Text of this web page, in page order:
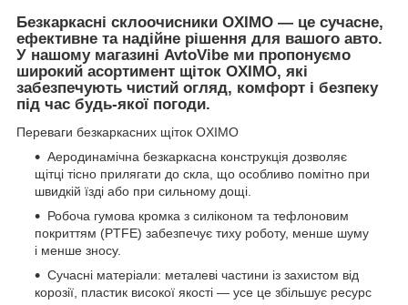
Безкаркасні склоочисники OXIMO — це сучасне,
ефективне та надійне рішення для вашого авто.
У нашому магазині AvtoVibe ми пропонуємо
широкий асортимент щіток OXIMO, які
забезпечують чистий огляд, комфорт і безпеку
під час будь-якої погоди.
Переваги безкаркасних щіток OXIMO
Аеродинамічна безкаркасна конструкція дозволяє
щітці тісно прилягати до скла, що особливо помітно при
швидкій їзді або при сильному дощі.
Робоча гумова кромка з силіконом та тефлоновим
покриттям (PTFE) забезпечує тиху роботу, менше шуму
і менше зносу.
Сучасні матеріали: металеві частини із захистом від
корозії, пластик високої якості — усе це збільшує ресурс